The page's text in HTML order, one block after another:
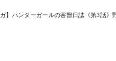
】ハンターガールの害獣日誌《第3話》